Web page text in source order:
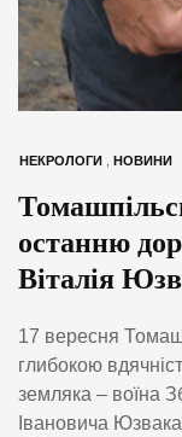
НЕКРОЛОГИ НОВИНИ
останню
Віталія
17 вересня
глибокою
земляка – воїна
Івановича